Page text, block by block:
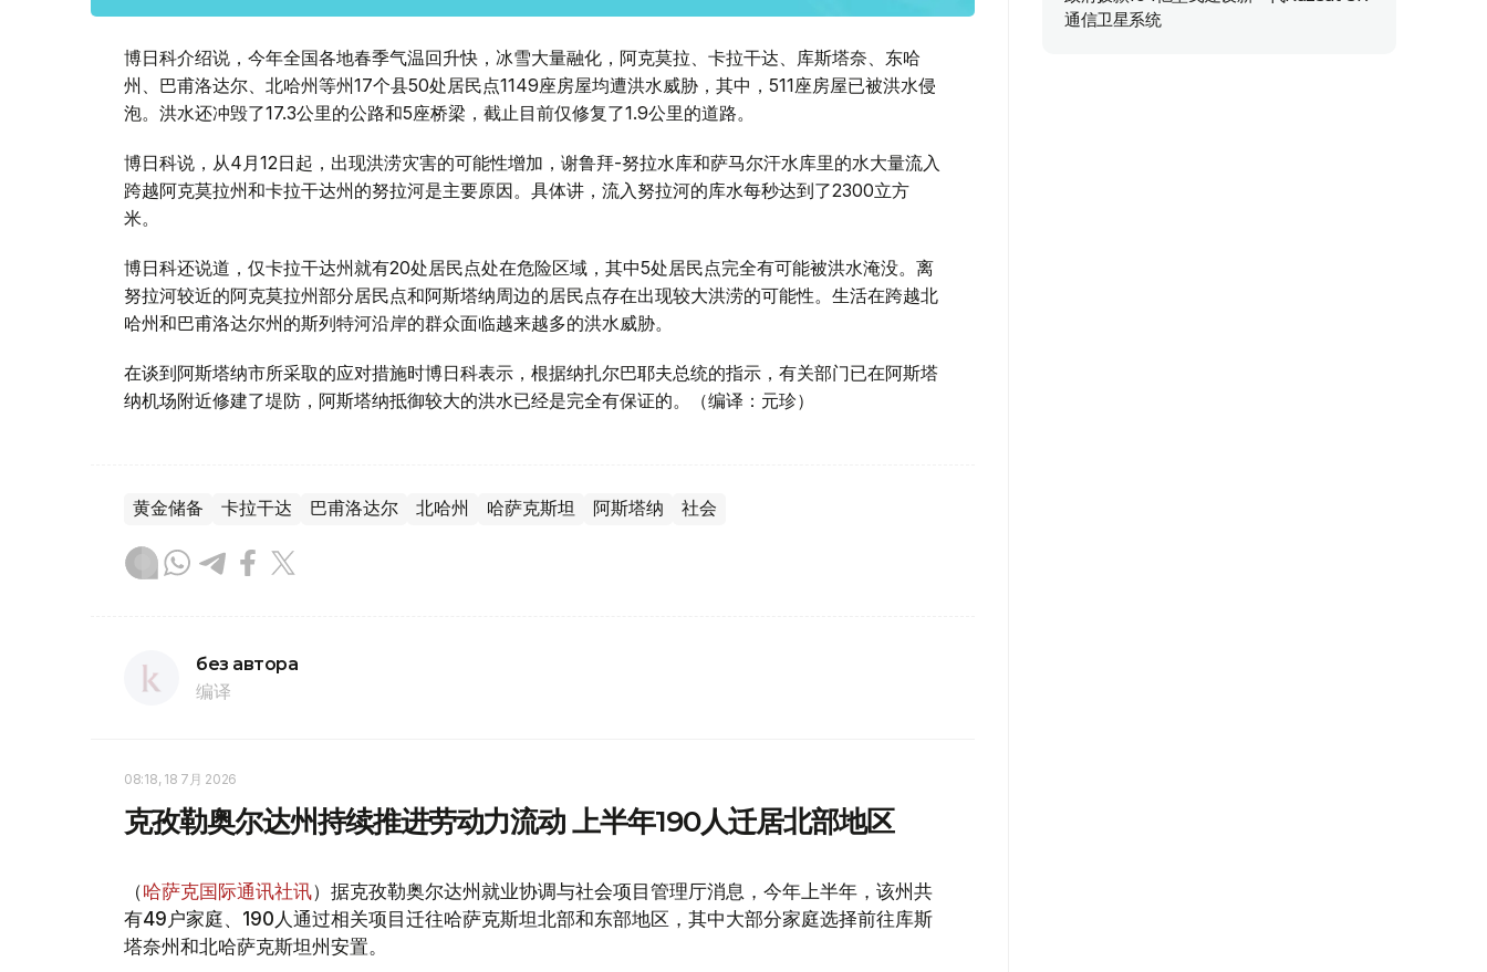
博日科介绍说，今年全国各地春季气温回升快，冰雪大量融化，阿克莫拉、卡拉干达、库斯塔奈、东哈
州、巴甫洛达尔、北哈州等州17个县50处居民点1149座房屋均遭洪水威胁，其中，511座房屋已被洪水侵
泡。洪水还冲毁了17.3公里的公路和5座桥梁，截止目前仅修复了1.9公里的道路。
博日科说，从4月12日起，出现洪涝灾害的可能性增加，谢鲁拜-努拉水库和萨马尔汗水库里的水大量流入
跨越阿克莫拉州和卡拉干达州的努拉河是主要原因。具体讲，流入努拉河的库水每秒达到了2300立方
米。
博日科还说道，仅卡拉干达州就有20处居民点处在危险区域，其中5处居民点完全有可能被洪水淹没。离
努拉河较近的阿克莫拉州部分居民点和阿斯塔纳周边的居民点存在出现较大洪涝的可能性。生活在跨越北
哈州和巴甫洛达尔州的斯列特河沿岸的群众面临越来越多的洪水威胁。
在谈到阿斯塔纳市所采取的应对措施时博日科表示，根据纳扎尔巴耶夫总统的指示，有关部门已在阿斯塔
纳机场附近修建了堤防，阿斯塔纳抵御较大的洪水已经是完全有保证的。（编译：元珍）
黄金储备 卡拉干达 巴甫洛达尔 北哈州 哈萨克斯坦 阿斯塔纳 社会
без автора
编译
08:18, 18 7月 2026
克孜勒奥尔达州持续推进劳动力流动 上半年190人迁居北部地区
（哈萨克国际通讯社讯）据克孜勒奥尔达州就业协调与社会项目管理厅消息，今年上半年，该州共
有49户家庭、190人通过相关项目迁往哈萨克斯坦北部和东部地区，其中大部分家庭选择前往库斯
塔奈州和北哈萨克斯坦州安置。
通信卫星系统